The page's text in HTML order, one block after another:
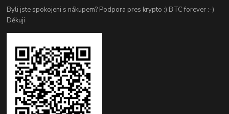
Byli jste spokojeni s nákupem? Podpora pres krypto :) BTC forever :-)
Děkuji